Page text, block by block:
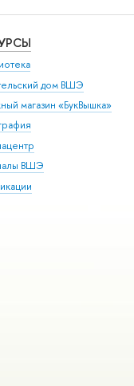
дом ВШЭ
магазин «БукВышка»
ВШЭ